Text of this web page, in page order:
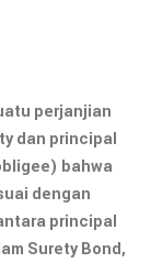
perjanjian
dan principal
bahwa
dengan
principal
Surety Bond,